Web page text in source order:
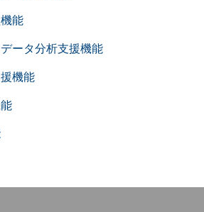
能
ータ分析支援機能
機能